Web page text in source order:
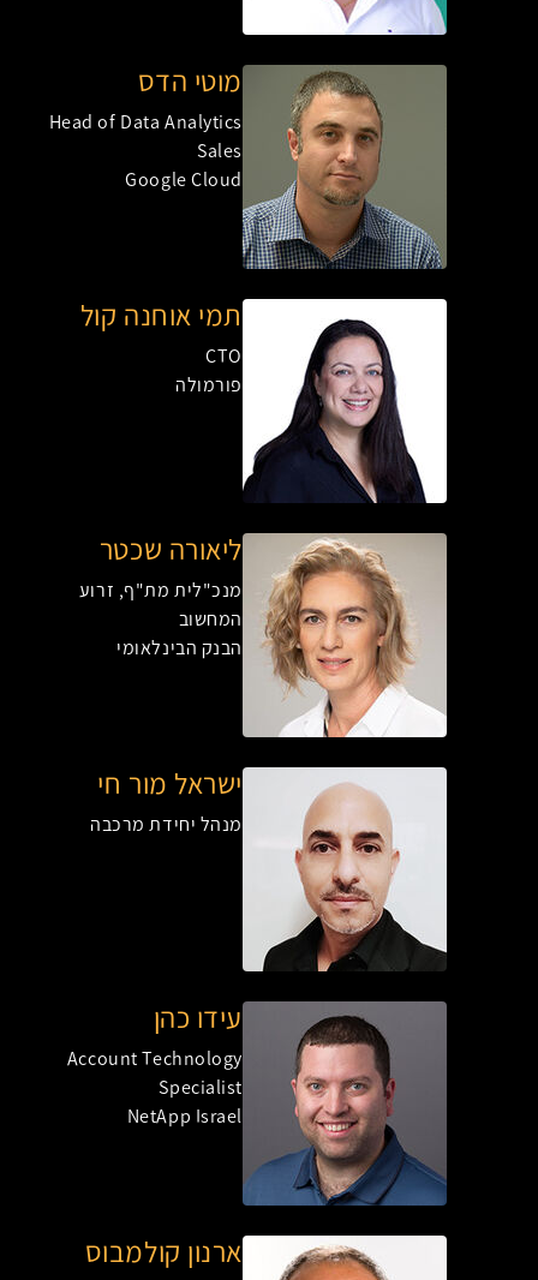
מוטי הדס
Head of Data Analytics
Sales
Google Cloud
תמי אוחנה קול
CTO
פורמולה
ליאורה שכטר
מנכ"לית מת"ף, זרוע
המחשוב
הבנק הבינלאומי
ישראל מור חי
מנהל יחידת מרכבה
עידו כהן
Account Technology
Specialist
NetApp Israel
ארנון קולמבוס